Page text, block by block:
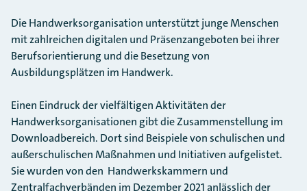
Die Handwerksorganisation unterstützt junge Menschen
mit zahlreichen digitalen und Präsenzangeboten bei ihrer
Berufsorientierung und die Besetzung von
Ausbildungsplätzen im Handwerk.
Einen Eindruck der vielfältigen Aktivitäten der
Handwerksorganisationen gibt die Zusammenstellung im
Downloadbereich. Dort sind Beispiele von schulischen und
außerschulischen Maßnahmen und Initiativen aufgelistet.
Sie wurden von den Handwerkskammern und
Zentralfachverbänden im Dezember 2021 anlässlich der